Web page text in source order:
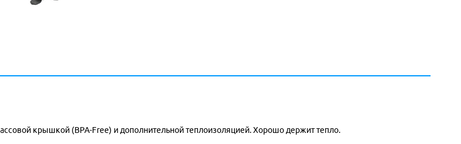
крышкой (BPA-Free) и дополнительной теплоизоляцией. Хорошо держит тепло.